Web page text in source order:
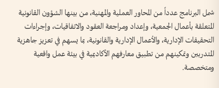
شمل البرنامج عدداً من المحاور العملية والمهنية، من بينها الشؤون القانونية
المتعلقة بأعمال الجمعية، وإعداد ومراجعة العقود والاتفاقيات، وإجراءات
التحقيقات الإدارية، والأعمال الإدارية والقانونية، بما يسهم في تعزيز جاهزية
المتدربين وتمكينهم من تطبيق معارفهم الأكاديمية في بيئة عمل واقعية
ومتخصصة.